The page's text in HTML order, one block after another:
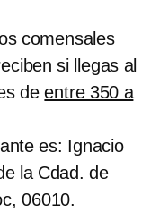
comensales
si llegas al
deentre 350 a
es: Ignacio
la Cdad. de
06010.